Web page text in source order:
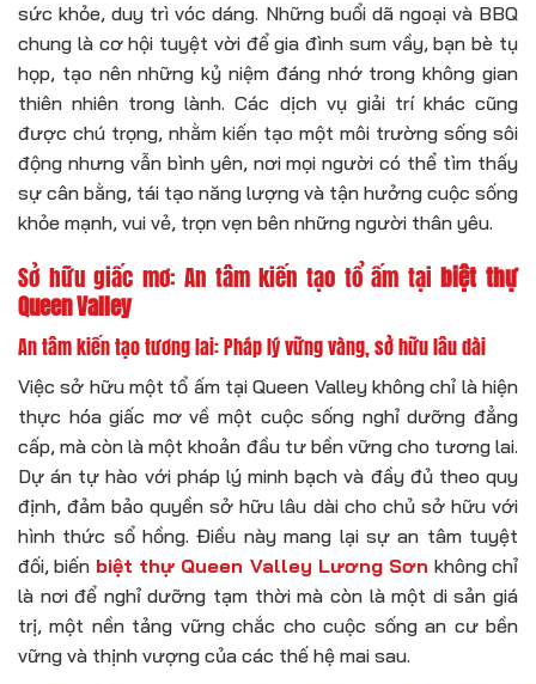
sức khỏe, duy trì vóc dáng. Những buổi dã ngoại và BBQ
chung là cơ hội tuyệt vời để gia đình sum vầy, bạn bè tụ
họp, tạo nên những kỷ niệm đáng nhớ trong không gian
thiên nhiên trong lành. Các dịch vụ giải trí khác cũng
được chú trọng, nhằm kiến tạo một môi trường sống sôi
động nhưng vẫn bình yên, nơi mọi người có thể tìm thấy
sự cân bằng, tái tạo năng lượng và tận hưởng cuộc sống
khỏe mạnh, vui vẻ, trọn vẹn bên những người thân yêu.
Sở hữu giấc mơ: An tâm kiến tạo tổ ấm tạibiệt thự
Queen Valley
An tâm kiến tạo tương lai: Pháp lý vững vàng, sở hữu lâu dài
Việc sở hữu một tổ ấm tại Queen Valley không chỉ là hiện
thực hóa giấc mơ về một cuộc sống nghỉ dưỡng đẳng
cấp, mà còn là một khoản đầu tư bền vững cho tương lai.
Dự án tự hào với pháp lý minh bạch và đầy đủ theo quy
định, đảm bảo quyền sở hữu lâu dài cho chủ sở hữu với
hình thức sổ hồng. Điều này mang lại sự an tâm tuyệt
đối, biến biệt thự Queen Valley Lương Sơn không chỉ
là nơi để nghỉ dưỡng tạm thời mà còn là một di sản giá
trị, một nền tảng vững chắc cho cuộc sống an cư bền
vững và thịnh vượng của các thế hệ mai sau.